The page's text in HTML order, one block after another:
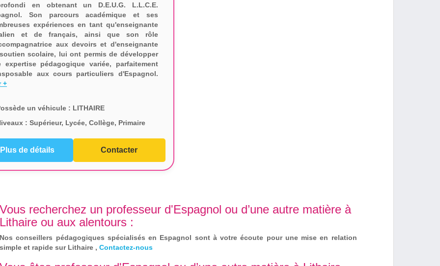
en obtenant un D.E.U.G. L.L.C.E.
Son parcours académique et ses
expériences en tant qu'enseignante
et de français, ainsi que son rôle
aux devoirs et d'enseignante
scolaire, lui ont permis de développer
expertise pédagogique variée, parfaitement
aux cours particuliers d'Espagnol.
+
un véhicule : LITHAIRE
:Supérieur, Lycée, Collège, Primaire
Plus de détails Contacter
Vous recherchez un professeur d'Espagnol ou d’une autre matière à
Lithaire ou aux alentours :
Nos conseillers pédagogiques spécialisés en Espagnol sont à votre écoute pour une mise en relation
simple et rapide sur Lithaire ,Contactez-nous